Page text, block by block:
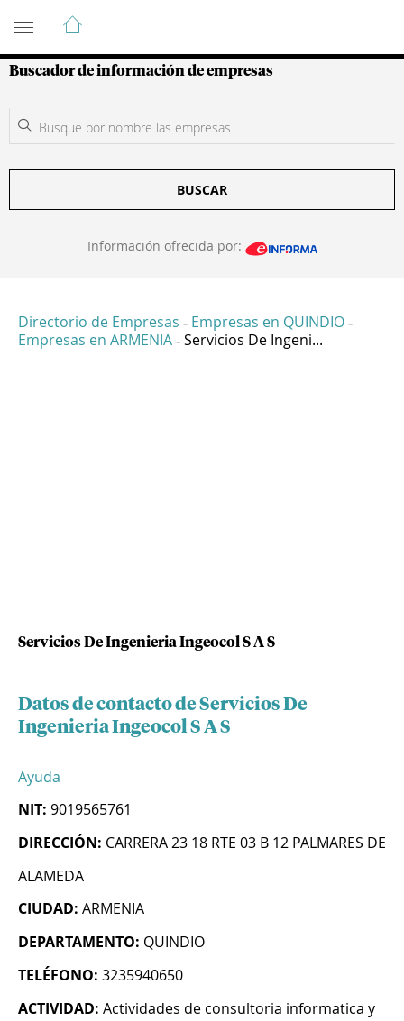
Guía de Empresas Colombianas
Buscador de información de empresas
BUSCAR
Información ofrecida por:
Directorio de Empresas - Empresas en QUINDIO -
Empresas en ARMENIA - Servicios De Ingeni...
Servicios De Ingenieria Ingeocol S A S
Datos de contacto de Servicios De
Ingenieria Ingeocol S A S
Ayuda
NIT: 9019565761
DIRECCIÓN: CARRERA 23 18 RTE 03 B 12 PALMARES DE
ALAMEDA
CIUDAD: ARMENIA
DEPARTAMENTO: QUINDIO
TELÉFONO: 3235940650
ACTIVIDAD: Actividades de consultoria informatica y